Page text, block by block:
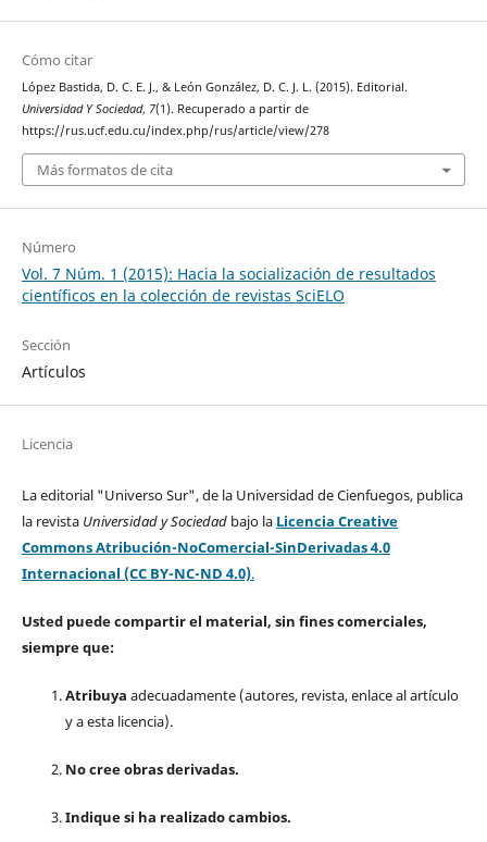
Cómo citar
López Bastida, D. C. E. J., & León González, D. C. J. L. (2015). Editorial.
Universidad Y Sociedad, 7(1). Recuperado a partir de
https://rus.ucf.edu.cu/index.php/rus/article/view/278
Más formatos de cita
Número
Vol. 7 Núm. 1 (2015): Hacia la socialización de resultados
científicos en la colección de revistas SciELO
Sección
Artículos
Licencia
La editorial "Universo Sur", de la Universidad de Cienfuegos, publica
la revista Universidad y Sociedad bajo la Licencia Creative
Commons Atribución-NoComercial-SinDerivadas 4.0
Internacional (CC BY-NC-ND 4.0).
Usted puede compartir el material, sin fines comerciales,
siempre que:
Atribuya adecuadamente (autores, revista, enlace al artículo
y a esta licencia).
No cree obras derivadas.
Indique si ha realizado cambios.